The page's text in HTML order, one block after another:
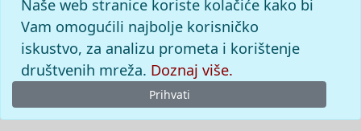
Naše web stranice koriste kolačiće kako bi
Vam omogućili najbolje korisničko
iskustvo, za analizu prometa i korištenje
društvenih mreža. Doznaj više.
Prihvati
© 2026Leksikografski zavodMiroslav Krleža